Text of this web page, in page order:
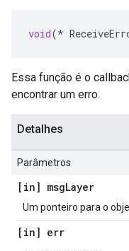
void(*
Essa função é o
encontrar um erro.
Detalhes
Parâmetros
[in] msgLayer
Um ponteiro para o
[in] err